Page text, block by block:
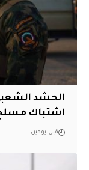
الحشد الشعبي
اشتباك مسلح
قبل يومين